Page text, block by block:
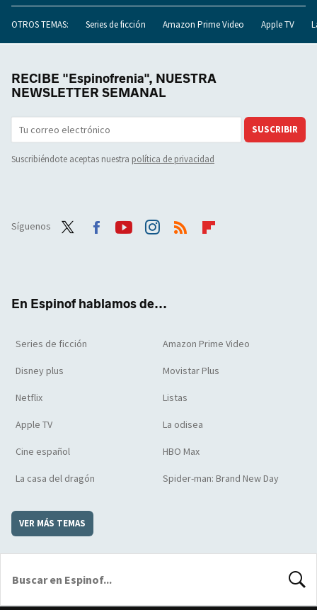
OTROS TEMAS: Series de ficción Amazon Prime Video Apple TV
RECIBE "Espinofrenia", NUESTRA
NEWSLETTER SEMANAL
SUSCRIBIR
Suscribiéndote aceptas nuestra política de privacidad
Síguenos
En Espinof hablamos de...
Series de ficción Amazon Prime Video
Disney plus Movistar Plus
Netflix Listas
Apple TV La odisea
Cine español HBO Max
La casa del dragón Spider-man: Brand New Day
VER MÁS TEMAS